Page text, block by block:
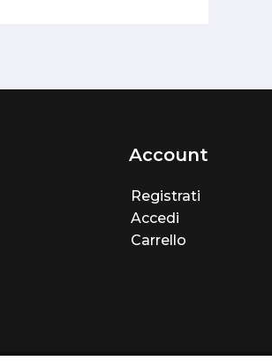
Account
Registrati
Accedi
Carrello